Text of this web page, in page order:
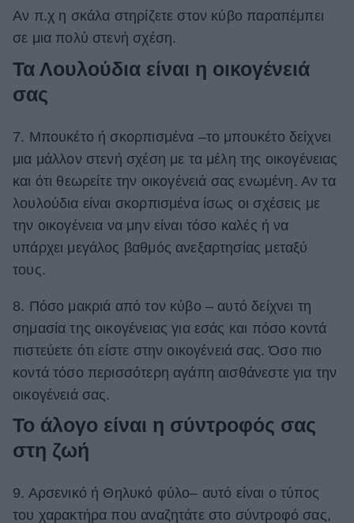
Αν π.χ η σκάλα στηρίζετε στον κύβο παραπέμπει
σε μια πολύ στενή σχέση.
Τα Λουλούδια είναι η οικογένειά
σας
7. Μπουκέτο ή σκορπισμένα –το μπουκέτο δείχνει
μια μάλλον στενή σχέση με τα μέλη της οικογένειας
και ότι θεωρείτε την οικογένειά σας ενωμένη. Αν τα
λουλούδια είναι σκορπισμένα ίσως οι σχέσεις με
την οικογένεια να μην είναι τόσο καλές ή να
υπάρχει μεγάλος βαθμός ανεξαρτησίας μεταξύ
τους.
8. Πόσο μακριά από τον κύβο – αυτό δείχνει τη
σημασία της οικογένειας για εσάς και πόσο κοντά
πιστεύετε ότι είστε στην οικογένειά σας. Όσο πιο
κοντά τόσο περισσότερη αγάπη αισθάνεστε για την
οικογένειά σας.
Το άλογο είναι η σύντροφός σας
στη ζωή
9. Αρσενικό ή Θηλυκό φύλο– αυτό είναι ο τύπος
του χαρακτήρα που αναζητάτε στο σύντροφό σας,